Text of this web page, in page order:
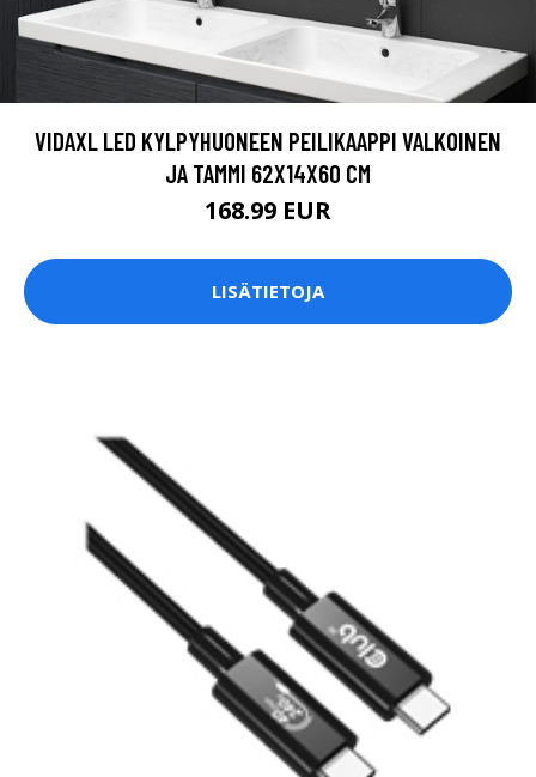
VIDAXL LED KYLPYHUONEEN PEILIKAAPPI VALKOINEN
JA TAMMI 62X14X60 CM
168.99 EUR
LISÄTIETOJA